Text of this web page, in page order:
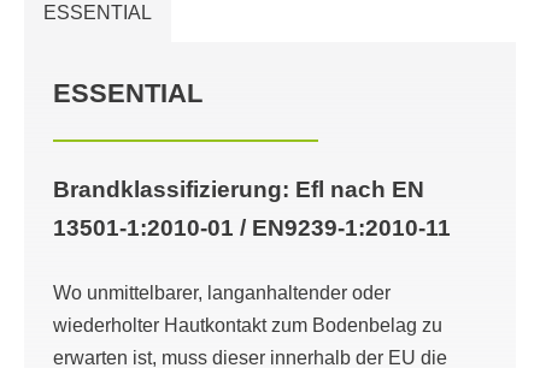
ESSENTIAL
ESSENTIAL
Brandklassifizierung: Efl nach EN
13501-1:2010-01 / EN9239-1:2010-11
Wo unmittelbarer, langanhaltender oder
wiederholter Hautkontakt zum Bodenbelag zu
erwarten ist, muss dieser innerhalb der EU die